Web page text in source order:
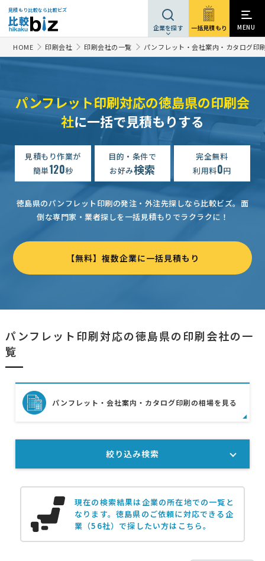
見積もり比較なら比較ビズ
企業を探す 一括見積もり MENU
HOME 印刷会社 印刷会社の一覧 パンフレット・会社案内・カタログ印
パンフレット印刷対応の徳島県の印刷会
社に一括で見積もりする
見積もり作業が
簡単120秒
目的・条件で
お好み検索
完全無料
利用料0円
徳島県のパンフレット印刷の発注・外注先探しなら比較ビズ。 面
倒な専門家・業者探しを一括見積もりでラクラクに！
【無料】複数企業に一括見積もり
パンフレット印刷対応の徳島県の印刷会社の一
覧
現在の検索結果は企業の所在地での一覧と
なります。徳島県のご依頼に対応できる企
業（56社）で探したい方はこちら。
パンフレット・会社案内・カタログ印刷の相場を見る
絞り込み検索